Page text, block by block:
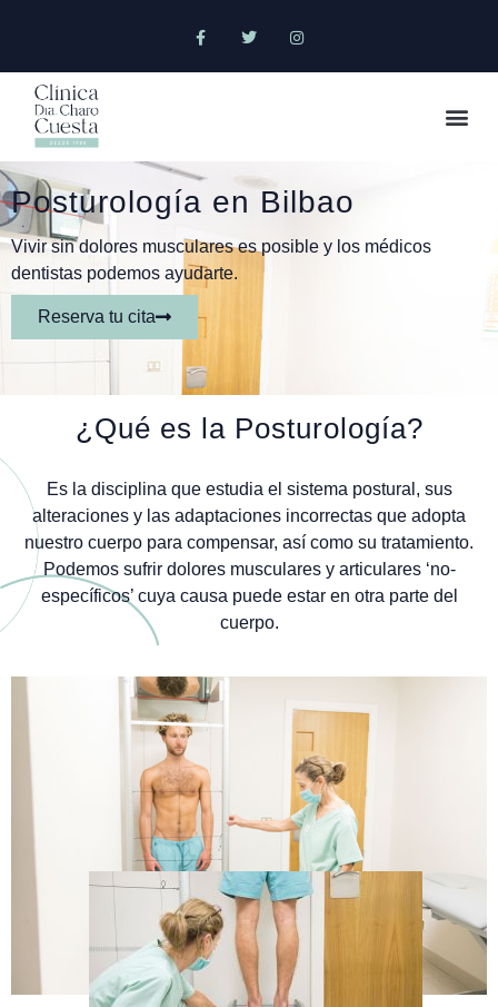
Posturología en Bilbao
Vivir sin dolores musculares es posible y los médicos
dentistas podemos ayudarte.
Reserva tu cita
¿Qué es la Posturología?
Es la disciplina que estudia el sistema postural, sus
alteraciones y las adaptaciones incorrectas que adopta
nuestro cuerpo para compensar, así como su tratamiento.
Podemos sufrir dolores musculares y articulares ‘no-
específicos’ cuya causa puede estar en otra parte del
cuerpo.